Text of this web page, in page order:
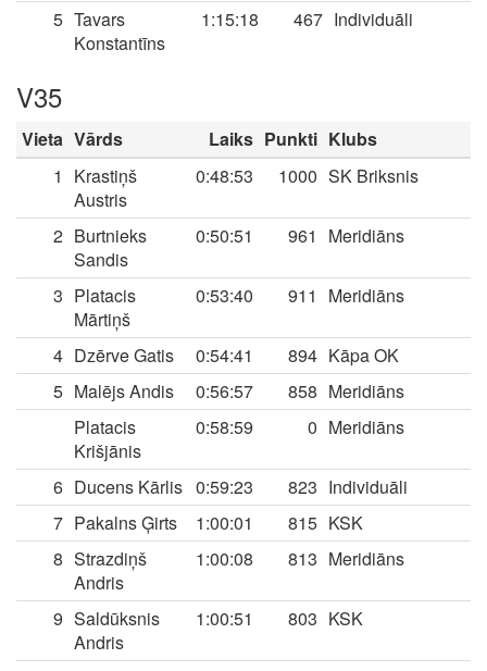
5 Tavars
Konstantīns
1:15:18 467 Individuāli
V35
Vieta Vārds Laiks Punkti Klubs
1
Krastiņš
Austris
0:48:53 1000 SK Briksnis
2 Burtnieks
Sandis
0:50:51 961 Meridiāns
3 Platacis
Mārtiņš
0:53:40 911 Meridiāns
4 Dzērve Gatis 0:54:41 894 Kāpa OK
5 Malējs Andis 0:56:57 858 Meridiāns
Platacis
Krišjānis
0:58:59 0 Meridiāns
6 Ducens Kārlis 0:59:23 823 Individuāli
7 Pakalns Ģirts 1:00:01 815 KSK
8 Strazdiņš
Andris
1:00:08 813 Meridiāns
9 Saldūksnis
Andris
1:00:51 803 KSK